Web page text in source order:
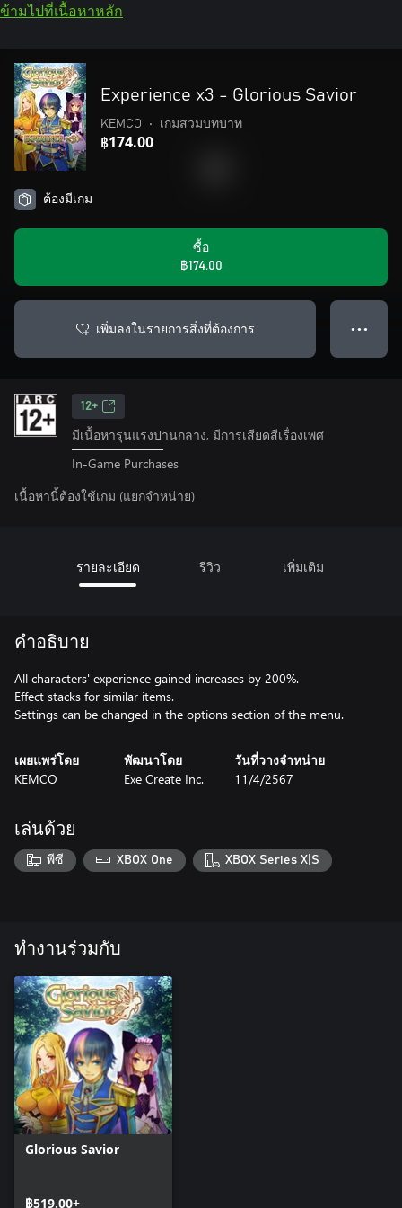
ข้ามไปที่เนื้อหาหลัก
Experience x3 - Glorious Savior
KEMCO • เกมสวมบทบาท
฿174.00
ต้องมีเกม
ซื้อ
฿174.00
เพิ่มลงในรายการสิ่งที่ต้องการ ● ● ●
12+
มีเนื้อหารุนแรงปานกลาง, มีการเสียดสีเรื่องเพศ
In-Game Purchases
เนื้อหานี้ต้องใช้เกม (แยกจำหน่าย)
รายละเอียด รีวิว เพิ่มเติม
คำอธิบาย
All characters' experience gained increases by 200%.
Effect stacks for similar items.
Settings can be changed in the options section of the menu.
เผยแพร่โดย
KEMCO
พัฒนาโดย
Exe Create Inc.
วันที่วางจำหน่าย
11/4/2567
เล่นด้วย
พีซี XBOX One XBOX Series X|S
ทำงานร่วมกับ
Glorious Savior
฿519.00+